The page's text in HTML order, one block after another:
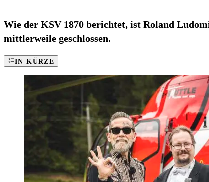
Wie der KSV 1870 berichtet, ist Roland
mittlerweile geschlossen.
IN KÜRZE